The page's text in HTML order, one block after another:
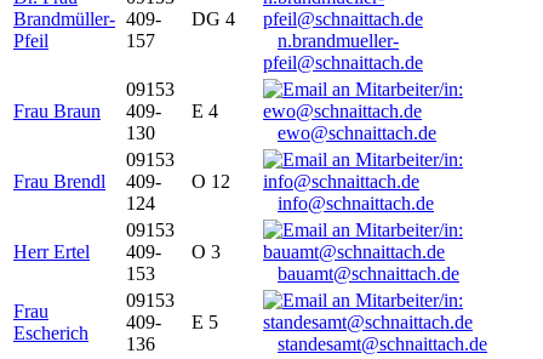
Brandmüller-
Pfeil
409-
157
DG 4
n.brandmueller-
pfeil@schnaittach.de
Frau Braun
09153
409-
130
E 4
ewo@schnaittach.de
Frau Brendl
09153
409-
124
O 12
info@schnaittach.de
Herr Ertel
09153
409-
153
O 3
bauamt@schnaittach.de
Frau
Escherich
09153
409-
136
E 5
standesamt@schnaittach.de